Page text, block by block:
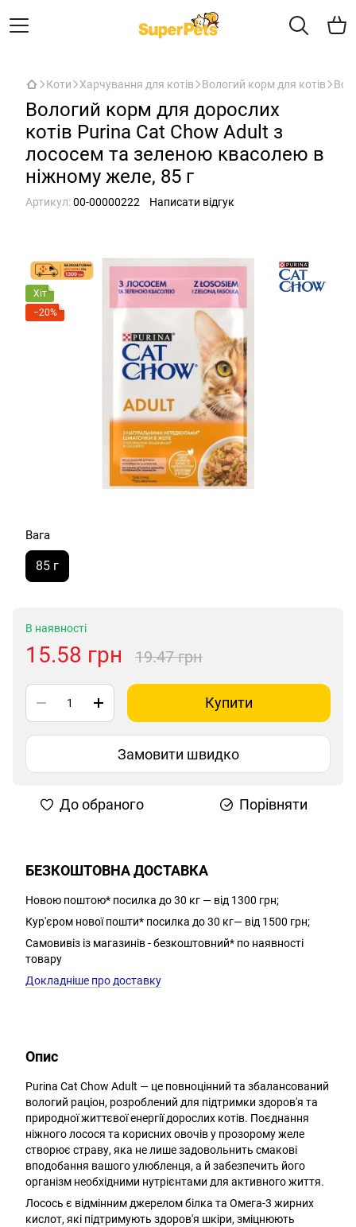
Коти Харчування для котів Вологий корм для котів
Вологий корм для дорослих
котів Purina Cat Chow Adult з
лососем та зеленою квасолею в
ніжному желе, 85 г
Артикул:00-00000222 Написати відгук
Хіт
−20%
Вага
85 г
В наявності
15.58 грн 19.47 грн
Купити
Замовити швидко
До обраного Порівняти
БЕЗКОШТОВНА ДОСТАВКА
Новою поштою* посилка до 30 кг — від 1300 грн;
Кур'єром нової пошти* посилка до 30 кг— від 1500 грн;
Самовивіз із магазинів - безкоштовний* по наявності
товару
Докладніше про доставку
Опис
Purina Cat Chow Adult — це повноцінний та збалансований
вологий раціон, розроблений для підтримки здоров'я та
природної життєвої енергії дорослих котів. Поєднання
ніжного лосося та корисних овочів у прозорому желе
створює страву, яка не лише задовольнить смакові
вподобання вашого улюбленця, а й забезпечить його
організм необхідними нутрієнтами для активного життя.
Лосось є відмінним джерелом білка та Омега-3 жирних
кислот, які підтримують здоров'я шкіри, зміцнюють